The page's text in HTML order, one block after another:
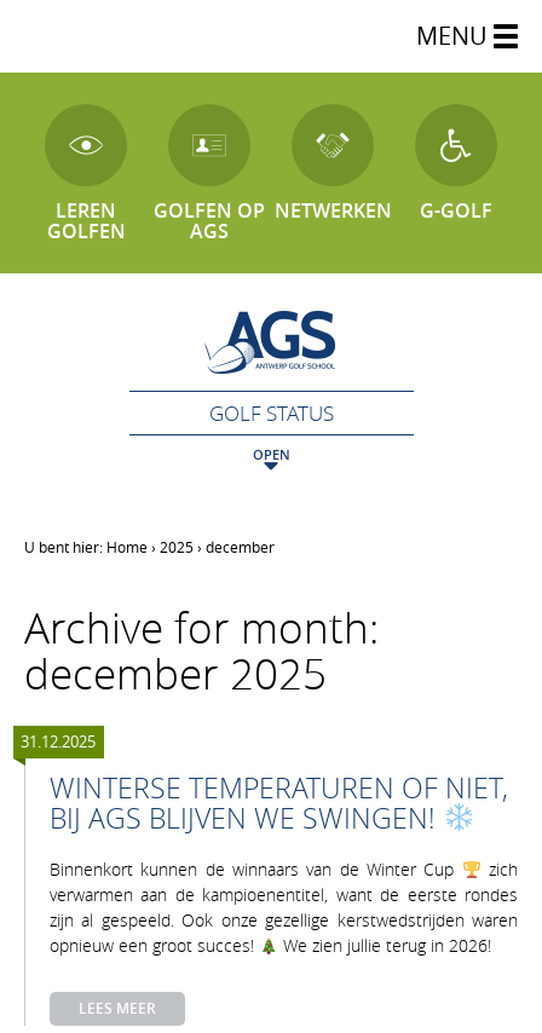
MENU
LEREN
GOLFEN
GOLFEN OP
AGS
NETWERKEN G-GOLF
GOLF STATUS
OPEN
U bent hier: Home› 2025› december
Archive for month:
december 2025
31.12.2025
WINTERSE TEMPERATUREN OF NIET,
BIJ AGS BLIJVEN WE SWINGEN!
Binnenkort kunnen de winnaars van de Winter Cup
zich
verwarmen aan de kampioenentitel, want de eerste rondes
zijn al gespeeld. Ook onze gezellige kerstwedstrijden waren
opnieuw een groot succes!
We zien jullie terug in 2026!
LEES MEER